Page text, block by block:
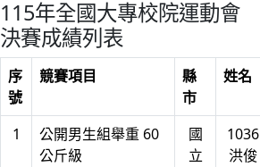
115年全國大專校院運動會
決賽成績列表
序
號
競賽項目
縣
市
姓名
1
公開男生組舉重 60
公斤級
國
立
1036
洪俊